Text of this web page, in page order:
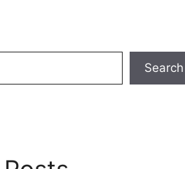
Search